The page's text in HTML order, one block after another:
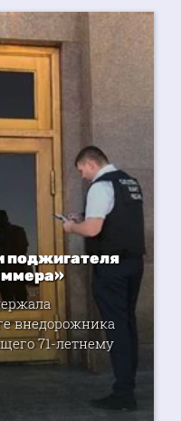
поджигателя
внедорожника
71-летнему